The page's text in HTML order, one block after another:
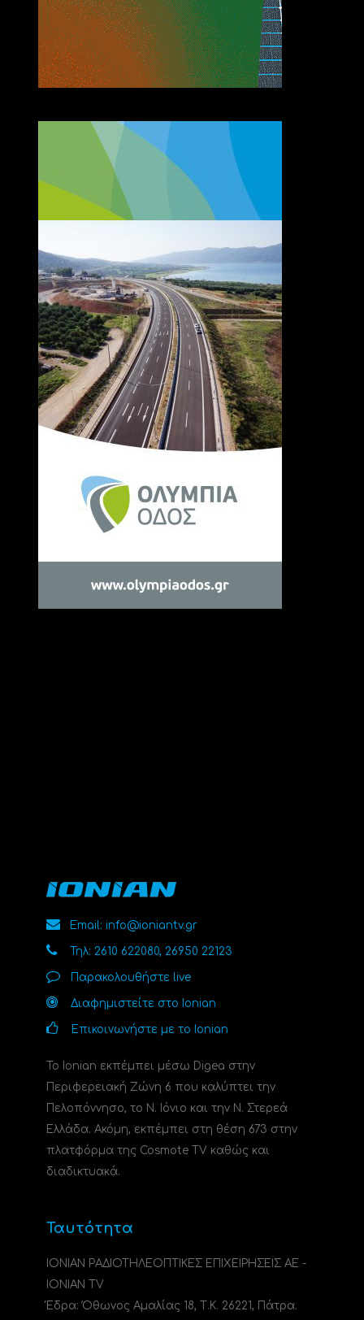
Email: info@ioniantv.gr
Τηλ: 2610 622080, 26950 22123
Παρακολουθήστε live
Διαφημιστείτε στο Ionian
Επικοινωνήστε με το Ionian
Το Ionian εκπέμπει μέσω Digea στην
Περιφερειακή Ζώνη 6 που καλύπτει την
Πελοπόννησο, το N. Ιόνιο και την Ν. Στερεά
Ελλάδα. Ακόμη, εκπέμπει στη θέση 673 στην
πλατφόρμα της Cosmote TV καθώς και
διαδικτυακά.
Ταυτότητα
ΙΟΝΙΑΝ ΡΑΔΙΟΤΗΛΕΟΠΤΙΚΕΣ ΕΠΙΧΕΙΡΗΣΕΙΣ ΑΕ -
IONIAN TV
Έδρα: Όθωνος Αμαλίας 18, Τ.Κ. 26221, Πάτρα.